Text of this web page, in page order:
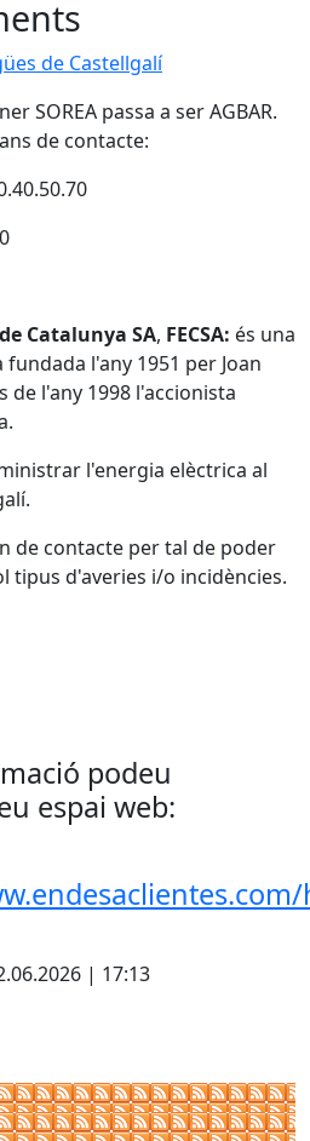
de Castellgalí
de Castellgalí
SOREA passa a ser AGBAR.
de contacte:
Catalunya SA, FECSA: és una
l'any 1951 per Joan
de l'any 1998 l'accionista
l'energia elèctrica al
de contacte per tal de poder
tipus d'averies i/o incidències.
podeu
espai web:
| 17:13